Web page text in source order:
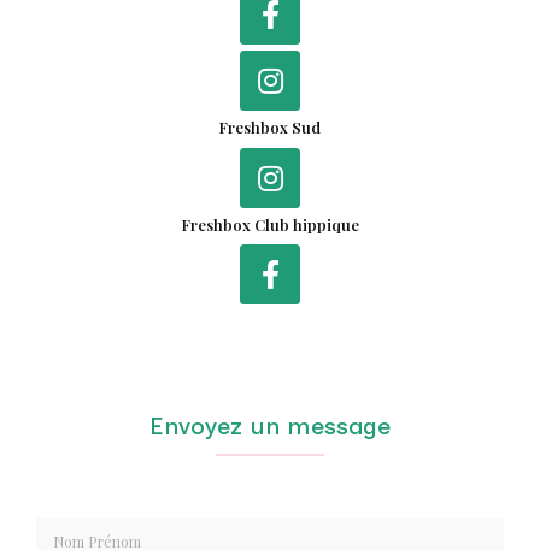
Freshbox Sud
Freshbox Club hippique
Envoyez un message